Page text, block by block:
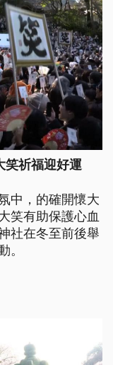
笑祈福迎好運
中，的確開懷大
笑有助保護心血
社在冬至前後舉
。